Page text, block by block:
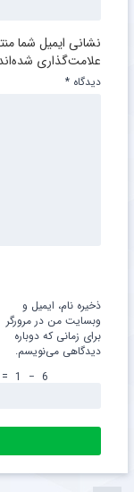
نشانی ایمیل شما
علامت‌گذاری
دیدگاه *
ذخیره نام، ایمیل و
وبسایت من در مرورگر
برای زمانی که دوباره
دیدگاهی می‌نویسم.
6
−
1
=